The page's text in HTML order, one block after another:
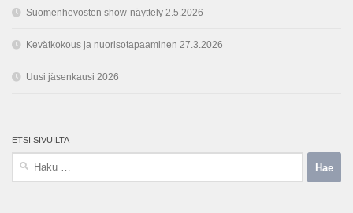
Suomenhevosten show-näyttely 2.5.2026
Kevätkokous ja nuorisotapaaminen 27.3.2026
Uusi jäsenkausi 2026
ETSI SIVUILTA